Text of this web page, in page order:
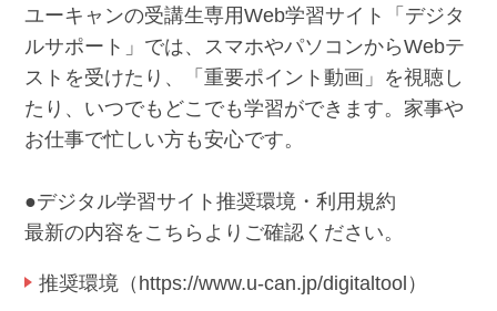
ユーキャンの受講生専用Web学習サイト「デジタ
ルサポート」では、スマホやパソコンからWebテ
ストを受けたり、「重要ポイント動画」を視聴し
たり、いつでもどこでも学習ができます。家事や
お仕事で忙しい方も安心です。
●デジタル学習サイト推奨環境・利用規約
最新の内容をこちらよりご確認ください。
推奨環境（https://www.u-can.jp/digitaltool）